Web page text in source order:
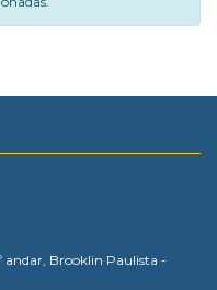
andar, Brooklin Paulista -